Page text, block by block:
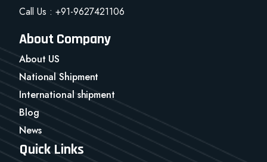
Call Us : +91-9627421106
About Company
About US
National Shipment
International shipment
Blog
News
Quick Links